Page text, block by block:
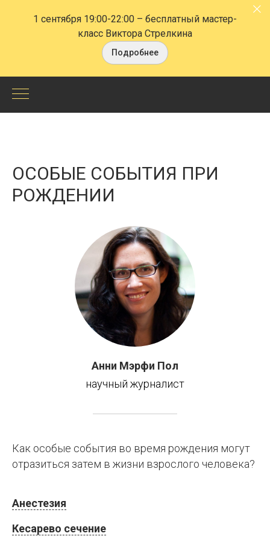
1 сентября 19:00-22:00 – бесплатный мастер-
класс Виктора Стрелкина
Подробнее
ОСОБЫЕ СОБЫТИЯ ПРИ
РОЖДЕНИИ
Анни Мэрфи Пол
научный журналист
Как особые события во время рождения могут
отразиться затем в жизни взрослого человека?
Анестезия
Кесарево сечение